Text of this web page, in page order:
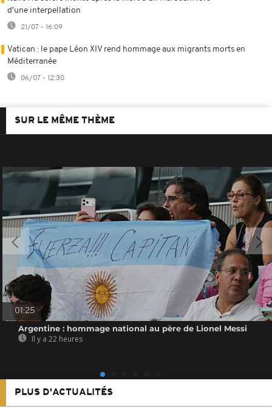
d'une interpellation
21/07 - 16:09
Vatican : le pape Léon XIV rend hommage aux migrants morts en
Méditerranée
06/07 - 12:30
SUR LE MÊME THÈME
01:25
Argentine : hommage national au père de Lionel Messi
Il y a 22 heures
PLUS D'ACTUALITÉS